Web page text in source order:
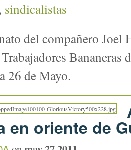
, sindicalistas
del compañero Joel
Bananeras
26 de Mayo.
en oriente de